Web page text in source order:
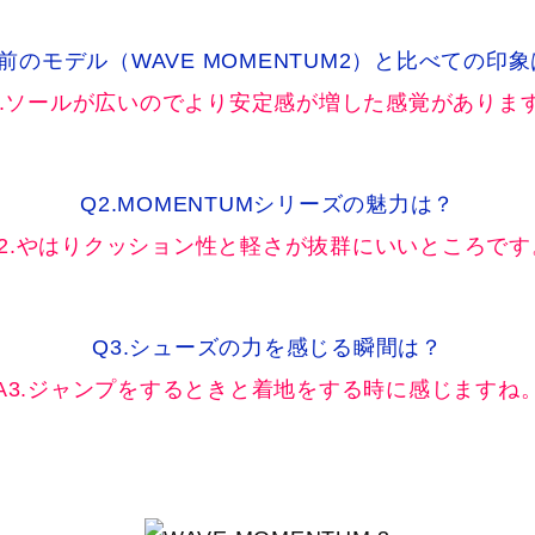
のモデル（WAVE MOMENTUM2）と比べての印象
ールが広いのでより安定感が増した感覚がありま
Q2.MOMENTUMシリーズの魅力は？
やはりクッション性と軽さが抜群にいいところです
Q3.シューズの力を感じる瞬間は？
ジャンプをするときと着地をする時に感じますね。